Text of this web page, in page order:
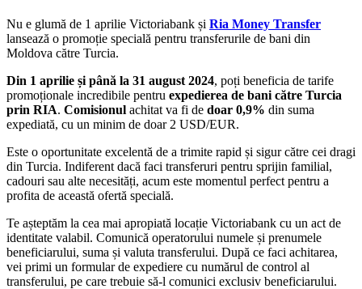
Nu e glumă de 1 aprilie Victoriabank și Ria Money Transfer
lansează o promoție specială pentru transferurile de bani din
Moldova către Turcia.
Din 1 aprilie și până la 31 august 2024, poți beneficia de tarife
promoționale incredibile pentru expedierea de bani către Turcia
prin RIA. Comisionul achitat va fi de doar 0,9% din suma
expediată, cu un minim de doar 2 USD/EUR.
Este o oportunitate excelentă de a trimite rapid și sigur către cei dragi
din Turcia. Indiferent dacă faci transferuri pentru sprijin familial,
cadouri sau alte necesități, acum este momentul perfect pentru a
profita de această ofertă specială.
Te așteptăm la cea mai apropiată locație Victoriabank cu un act de
identitate valabil. Comunică operatorului numele și prenumele
beneficiarului, suma și valuta transferului. După ce faci achitarea,
vei primi un formular de expediere cu numărul de control al
transferului, pe care trebuie să-l comunici exclusiv beneficiarului.